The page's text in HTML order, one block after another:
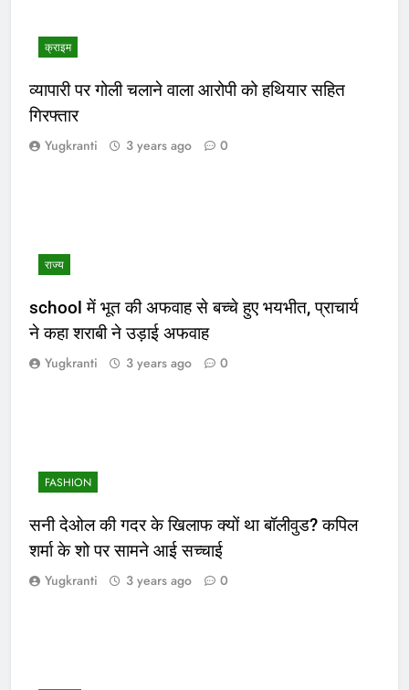
क्राइम
व्यापारी पर गोली चलाने वाला आरोपी को हथियार सहित
गिरफ्तार
Yugkranti 3 years ago 0
राज्य
school में भूत की अफवाह से बच्चे हुए भयभीत, प्राचार्य
ने कहा शराबी ने उड़ाई अफवाह
Yugkranti 3 years ago 0
FASHION
सनी देओल की गदर के खिलाफ क्यों था बॉलीवुड? कपिल
शर्मा के शो पर सामने आई सच्चाई
Yugkranti 3 years ago 0